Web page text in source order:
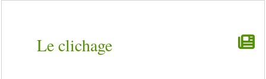
Le clichage